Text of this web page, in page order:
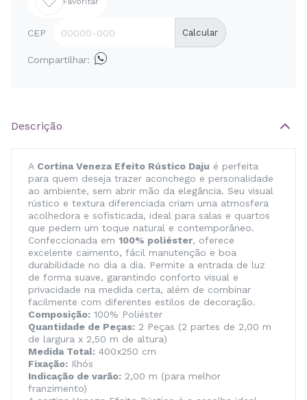
CEP Calcular
Compartilhar:
Descrição
A Cortina Veneza Efeito Rústico Daju é perfeita
para quem deseja trazer aconchego e personalidade
ao ambiente, sem abrir mão da elegância. Seu visual
rústico e textura diferenciada criam uma atmosfera
acolhedora e sofisticada, ideal para salas e quartos
que pedem um toque natural e contemporâneo.
Confeccionada em 100% poliéster, oferece
excelente caimento, fácil manutenção e boa
durabilidade no dia a dia. Permite a entrada de luz
de forma suave, garantindo conforto visual e
privacidade na medida certa, além de combinar
facilmente com diferentes estilos de decoração.
Composição: 100% Poliéster
Quantidade de Peças: 2 Peças (2 partes de 2,00 m
de largura x 2,50 m de altura)
Medida Total: 400x250 cm
Fixação: Ilhós
Indicação de varão: 2,00 m (para melhor
franzimento)